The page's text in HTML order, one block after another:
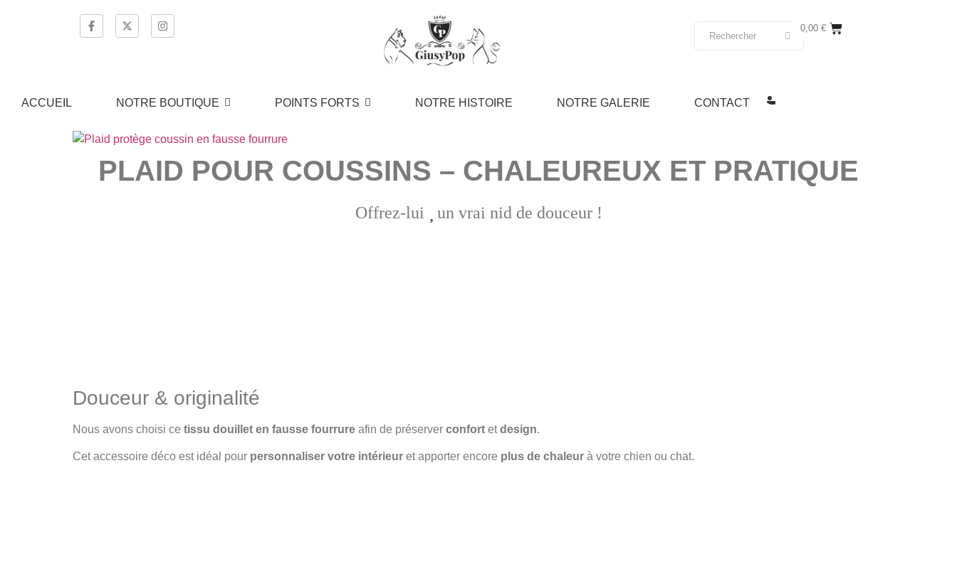
0,00 €
ACCUEIL NOTRE BOUTIQUE POINTS FORTS NOTRE HISTOIRE NOTRE GALERIE CONTACT
PLAID POUR COUSSINS – CHALEUREUX ET PRATIQUE
Offrez-lui un vrai nid de douceur !
Douceur & originalité
Nous avons choisi ce tissu douillet en fausse fourrure afin de préserver confort etdesign.
Cet accessoire déco est idéal pour personnaliser votre intérieur et apporter encore plus de chaleur à votre chien ou chat.